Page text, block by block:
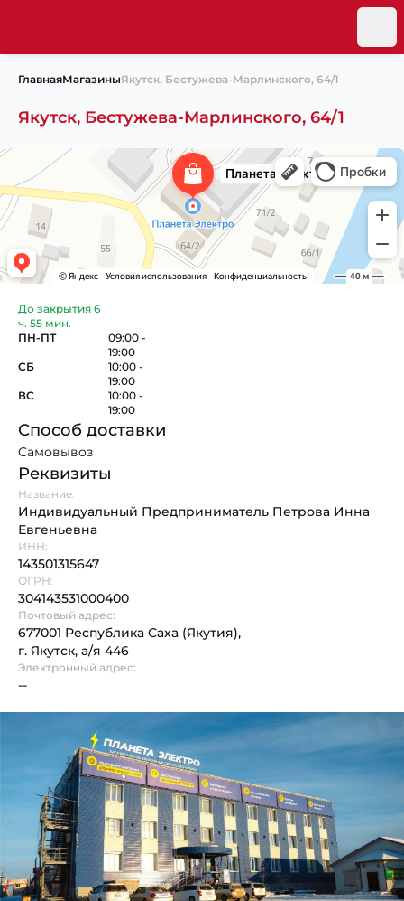
ГлавнаяМагазиныЯкутск, Бестужева-Марлинского, 64/1
Якутск, Бестужева-Марлинского, 64/1
До закрытия 6
ч. 55 мин.
ПН-ПТ
09:00 -
19:00
СБ
10:00 -
19:00
ВС
10:00 -
19:00
Способ доставки
Самовывоз
Реквизиты
Название:
Индивидуальный Предприниматель Петрова Инна
Евгеньевна
ИНН:
143501315647
ОГРН:
304143531000400
Почтовый адрес:
677001 Республика Саха (Якутия),
г. Якутск, а/я 446
Электронный адрес:
--